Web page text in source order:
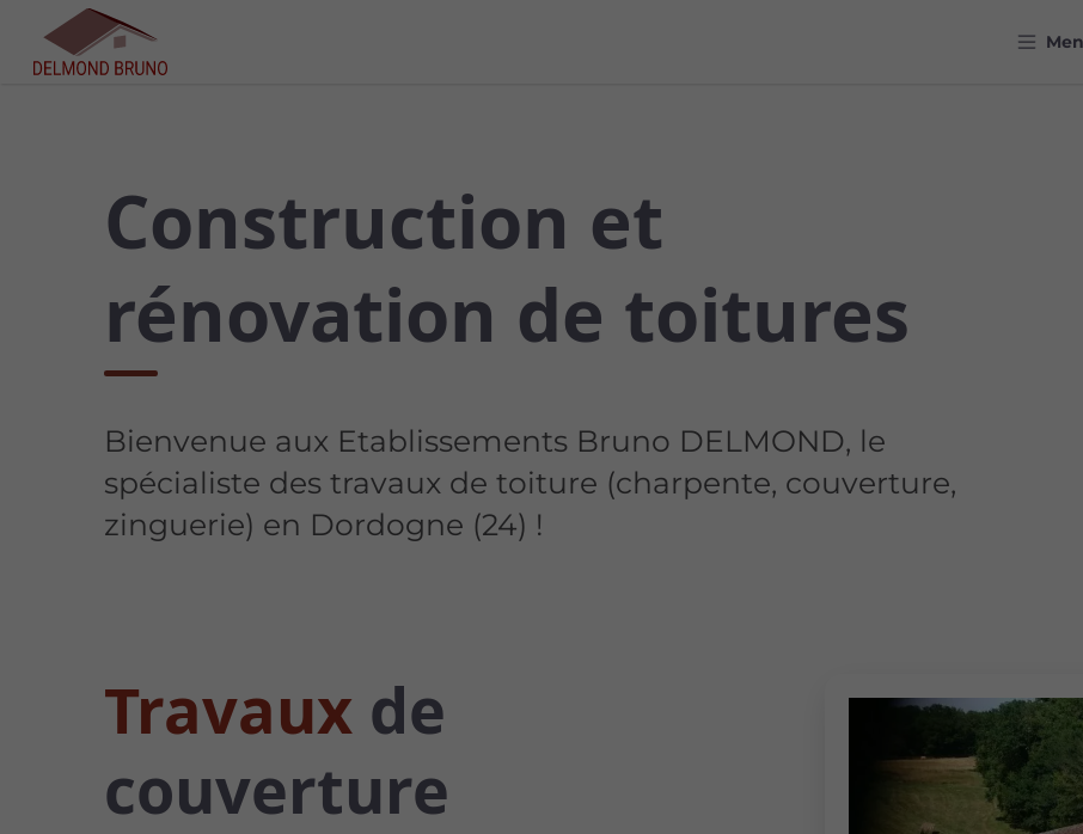
Construction et
rénovation de toitures
Bienvenue aux Etablissements Bruno DELMOND, le
spécialiste des travaux de toiture (charpente, couverture,
zinguerie) en Dordogne (24) !
Travaux de
couverture